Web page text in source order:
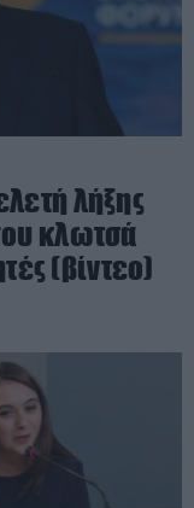
λήξης
κλωτσά
(βίντεο)